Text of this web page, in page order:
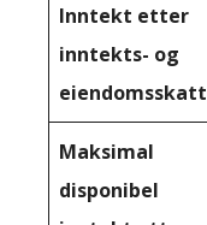
Inntekt etter
inntekts- og
eiendomsskatt
Maksimal
disponibel